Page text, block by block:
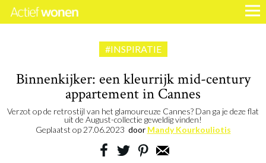
#INSPIRATIE
Binnenkijker: een kleurrijk mid-century
appartement in Cannes
Verzot op de retrostijl van het glamoureuze Cannes? Dan ga je deze flat
uit de August-collectie geweldig vinden!
Geplaatst op 27.06.2023 door Mandy Kourkouliotis